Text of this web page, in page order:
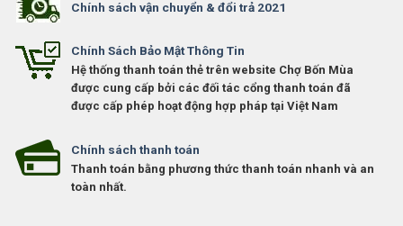
Chính sách vận chuyển & đổi trả 2021
Chính Sách Bảo Mật Thông Tin
Hệ thống thanh toán thẻ trên website Chợ Bốn Mùa
được cung cấp bởi các đối tác cổng thanh toán đã
được cấp phép hoạt động hợp pháp tại Việt Nam
Chính sách thanh toán
Thanh toán bằng phương thức thanh toán nhanh và an
toàn nhất.